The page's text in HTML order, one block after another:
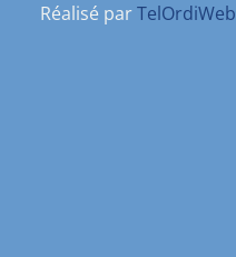
Réalisé parTelOrdiWeb